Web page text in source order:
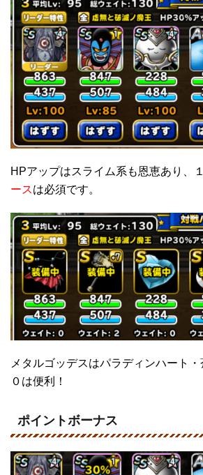
HPアップはスライム系も恩恵あり、
ースは必須です。
メタルゴッデスはパラディンハート
０は便利！
ポイントボーナス